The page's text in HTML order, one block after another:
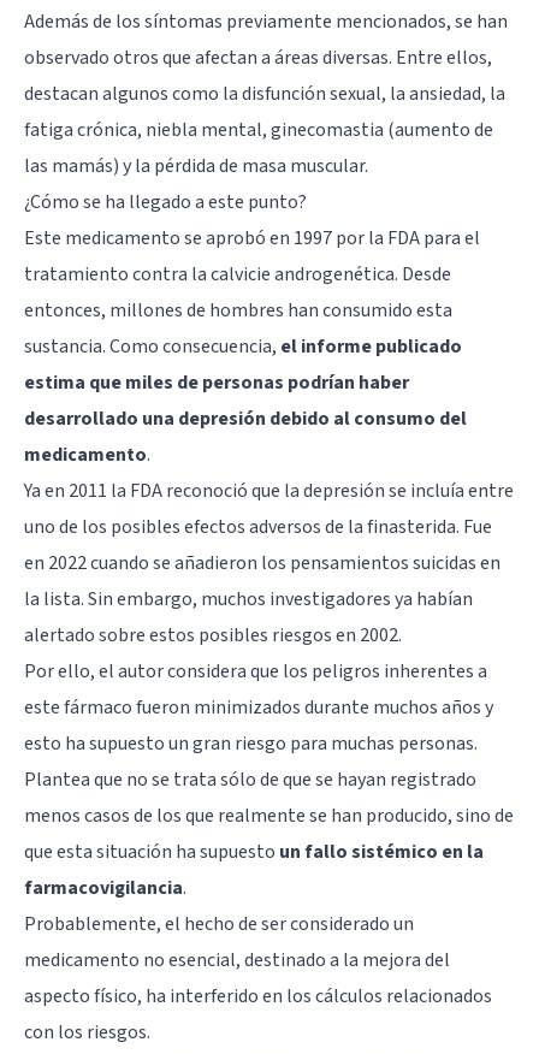
Además de los síntomas previamente mencionados, se han
observado otros que afectan a áreas diversas. Entre ellos,
destacan algunos como ladisfunción sexual, la ansiedad, la
fatiga crónica, niebla mental, ginecomastia (aumento de
las mamás) y la pérdida de masa muscular.
¿Cómo se ha llegado a este punto?
Este medicamento se aprobó en 1997 por la FDA para el
tratamiento contra la calvicie androgenética. Desde
entonces, millones de hombres han consumido esta
sustancia. Como consecuencia, el informe publicado
estima que miles de personas podrían haber
desarrollado una depresión debido al consumo del
medicamento.
Ya en 2011 la FDA reconoció que la depresión se incluía entre
uno de los posibles efectos adversos de la finasterida. Fue
en 2022 cuando se añadieron los pensamientos suicidas en
la lista. Sin embargo, muchos investigadores ya habían
alertado sobre estos posibles riesgos en 2002.
Por ello, el autor considera que los peligros inherentes a
este fármaco fueron minimizados durante muchos años y
esto ha supuesto un gran riesgo para muchas personas.
Plantea que no se trata sólo de que se hayan registrado
menos casos de los que realmente se han producido, sino de
que esta situación ha supuesto un fallo sistémico en la
farmacovigilancia.
Probablemente, el hecho de ser considerado un
medicamento no esencial, destinado a la mejora del
aspecto físico, ha interferido en los cálculos relacionados
con los riesgos.